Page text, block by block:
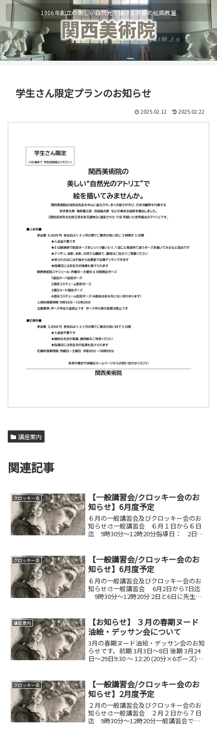
1906年創立の美しい自然光で描ける京都の絵画教室
学生さん限定プランのお知らせ
2025.02.12 2025.02.22
講座案内
関連記事
クロッキー会
【一般講習会/クロッキー会のお
知らせ】6月度予定
６月の一般講習会及びクロッキー会のお
知らせ🎨一般講習会 ６月１日から６日
迄 9時30分～12時20分指導日： 2日、
クロッキー会 13, 20, 27日 (毎土曜日)...
クロッキー会
【一般講習会/クロッキー会のお
知らせ】6月度予定
６月の一般講習会及びクロッキー会のお
知らせ🎨一般講習会 6月2日から7日迄
9時30分～12時20分 2日と6日に先生の
てください：６月７日のみクロ...
講座案内
【お知らせ】 ３月の春期ヌード
油絵・デッサン会について
3月の春期ヌード油絵・デッサン会のお知
らせです。前期 3月3日～8日 後期 3月24
日～29日9:30 ～ 12:20 (20分×6ポーズ)指
も）一般の方が参加いた...
クロッキー会
【一般講習会/クロッキー会のお
知らせ】2月度予定
２月の一般講習会及びクロッキー会のお
知らせ🎨一般講習会 ２月２日から７日
迄 9時30分～12時20分一般講習会では3